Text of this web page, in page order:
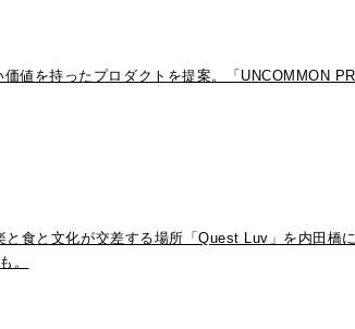
値を持ったプロダクトを提案。「UNCOMMON
⾷と⽂化が交差する場所「Quest Luv」を内田橋
。